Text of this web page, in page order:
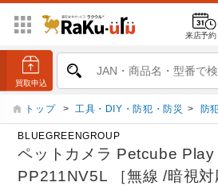
来店予約
トップ > 工具・DIY・防犯・防災 > 防
BLUEGREENGROUP
ペットカメラ Petcube
PP211NV5L ［無線 /暗視対